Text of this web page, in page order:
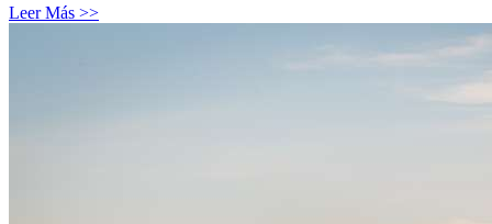
Leer Más >>